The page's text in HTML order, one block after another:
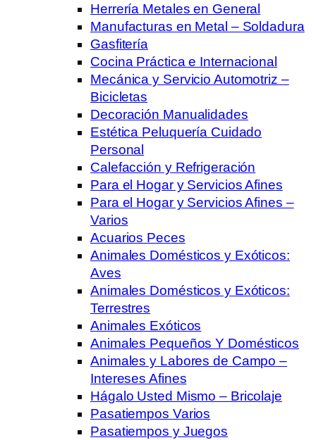
Herrería Metales en General
Manufacturas en Metal – Soldadura
Gasfitería
Cocina Práctica e Internacional
Mecánica y Servicio Automotriz –
Bicicletas
Decoración Manualidades
Estética Peluquería Cuidado
Personal
Calefacción y Refrigeración
Para el Hogar y Servicios Afines
Para el Hogar y Servicios Afines –
Varios
Acuarios Peces
Animales Domésticos y Exóticos:
Aves
Animales Domésticos y Exóticos:
Terrestres
Animales Exóticos
Animales Pequeños Y Domésticos
Animales y Labores de Campo –
Intereses Afines
Hágalo Usted Mismo – Bricolaje
Pasatiempos Varios
Pasatiempos y Juegos